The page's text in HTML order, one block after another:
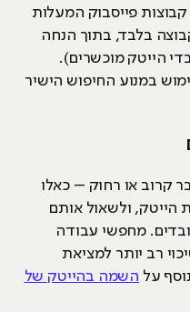
פייסבוק המעלות
בלבד, בתוך הנחה
הייטק מוכשרים).
במנוע החיפוש הישיר
קרוב או רחוק – כאלו
הייטק, ולשאול אותם
מחפשי עבודה
רב יותר למציאת
על השמה בהייטק של